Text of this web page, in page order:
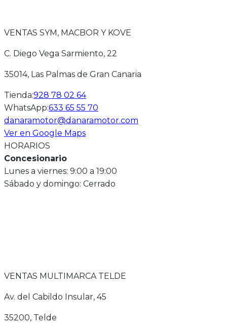
VENTAS SYM, MACBOR Y KOVE
C. Diego Vega Sarmiento, 22
35014, Las Palmas de Gran Canaria
Tienda:928 78 02 64
WhatsApp:633 65 55 70
danaramotor@danaramotor.com
Ver en Google Maps
HORARIOS
Concesionario
Lunes a viernes: 9:00 a 19:00
Sábado y domingo: Cerrado
VENTAS MULTIMARCA TELDE
Av. del Cabildo Insular, 45
35200, Telde